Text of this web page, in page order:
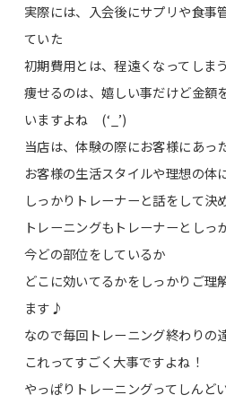
実際には、入会後にサプリや食事
ていた
初期費用とは、程遠くなってしま
痩せるのは、嬉しい事だけど金額
いますよね (‘_’)
当店は、体験の際にお客様にあっ
お客様の生活スタイルや理想の体
しっかりトレーナーと話をして決
トレーニングもトレーナーとしっ
今どの部位をしているか
どこに効いてるかをしっかりご理
ます♪
なので毎回トレーニング終わりの
これってすごく大事ですよね！
やっぱりトレーニングってしんど